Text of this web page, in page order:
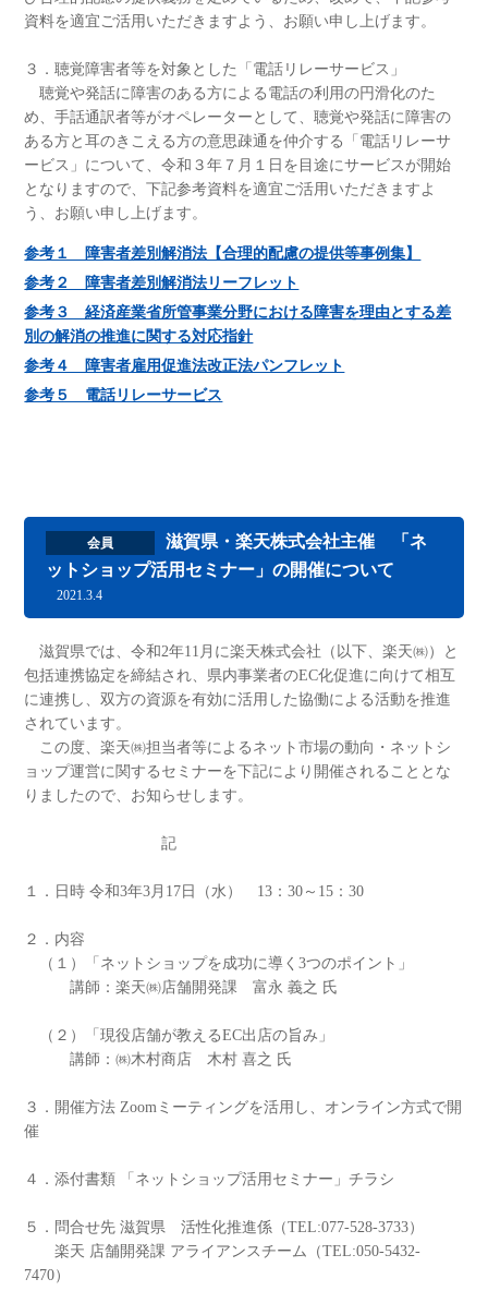
資料を適宜ご活用いただきますよう、お願い申し上げます。
３．聴覚障害者等を対象とした「電話リレーサービス」
聴覚や発話に障害のある方による電話の利用の円滑化のた
め、手話通訳者等がオペレーターとして、聴覚や発話に障害の
ある方と耳のきこえる方の意思疎通を仲介する「電話リレーサ
ービス」について、令和３年７月１日を目途にサービスが開始
となりますので、下記参考資料を適宜ご活用いただきますよ
う、お願い申し上げます。
参考１ 障害者差別解消法【合理的配慮の提供等事例集】
参考２ 障害者差別解消法リーフレット
参考３ 経済産業省所管事業分野における障害を理由とする差
別の解消の推進に関する対応指針
参考４ 障害者雇用促進法改正法パンフレット
参考５ 電話リレーサービス
会員
滋賀県・楽天株式会社主催 「ネ
ットショップ活用セミナー」の開催について
2021.3.4
滋賀県では、令和2年11月に楽天株式会社（以下、楽天㈱）と
包括連携協定を締結され、県内事業者のEC化促進に向けて相互
に連携し、双方の資源を有効に活用した協働による活動を推進
されています。
この度、楽天㈱担当者等によるネット市場の動向・ネットシ
ョップ運営に関するセミナーを下記により開催されることとな
りましたので、お知らせします。
記
１．日時 令和3年3月17日（水） 13：30～15：30
２．内容
（１）「ネットショップを成功に導く3つのポイント」
講師：楽天㈱店舗開発課 富永 義之 氏
（２）「現役店舗が教えるEC出店の旨み」
講師：㈱木村商店 木村 喜之 氏
３．開催方法 Zoomミーティングを活用し、オンライン方式で開
催
４．添付書類 「ネットショップ活用セミナー」チラシ
５．問合せ先 滋賀県 活性化推進係（TEL:077-528-3733）
楽天 店舗開発課 アライアンスチーム（TEL:050-5432-
7470）